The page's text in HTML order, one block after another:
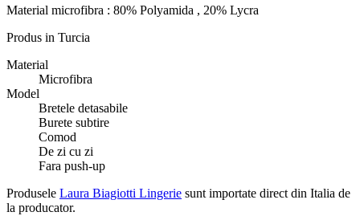
Material microfibra : 80% Polyamida , 20% Lycra
Produs in Turcia
Material
Microfibra
Model
Bretele detasabile
Burete subtire
Comod
De zi cu zi
Fara push-up
Produsele Laura Biagiotti Lingerie sunt importate direct din Italia de
la producator.